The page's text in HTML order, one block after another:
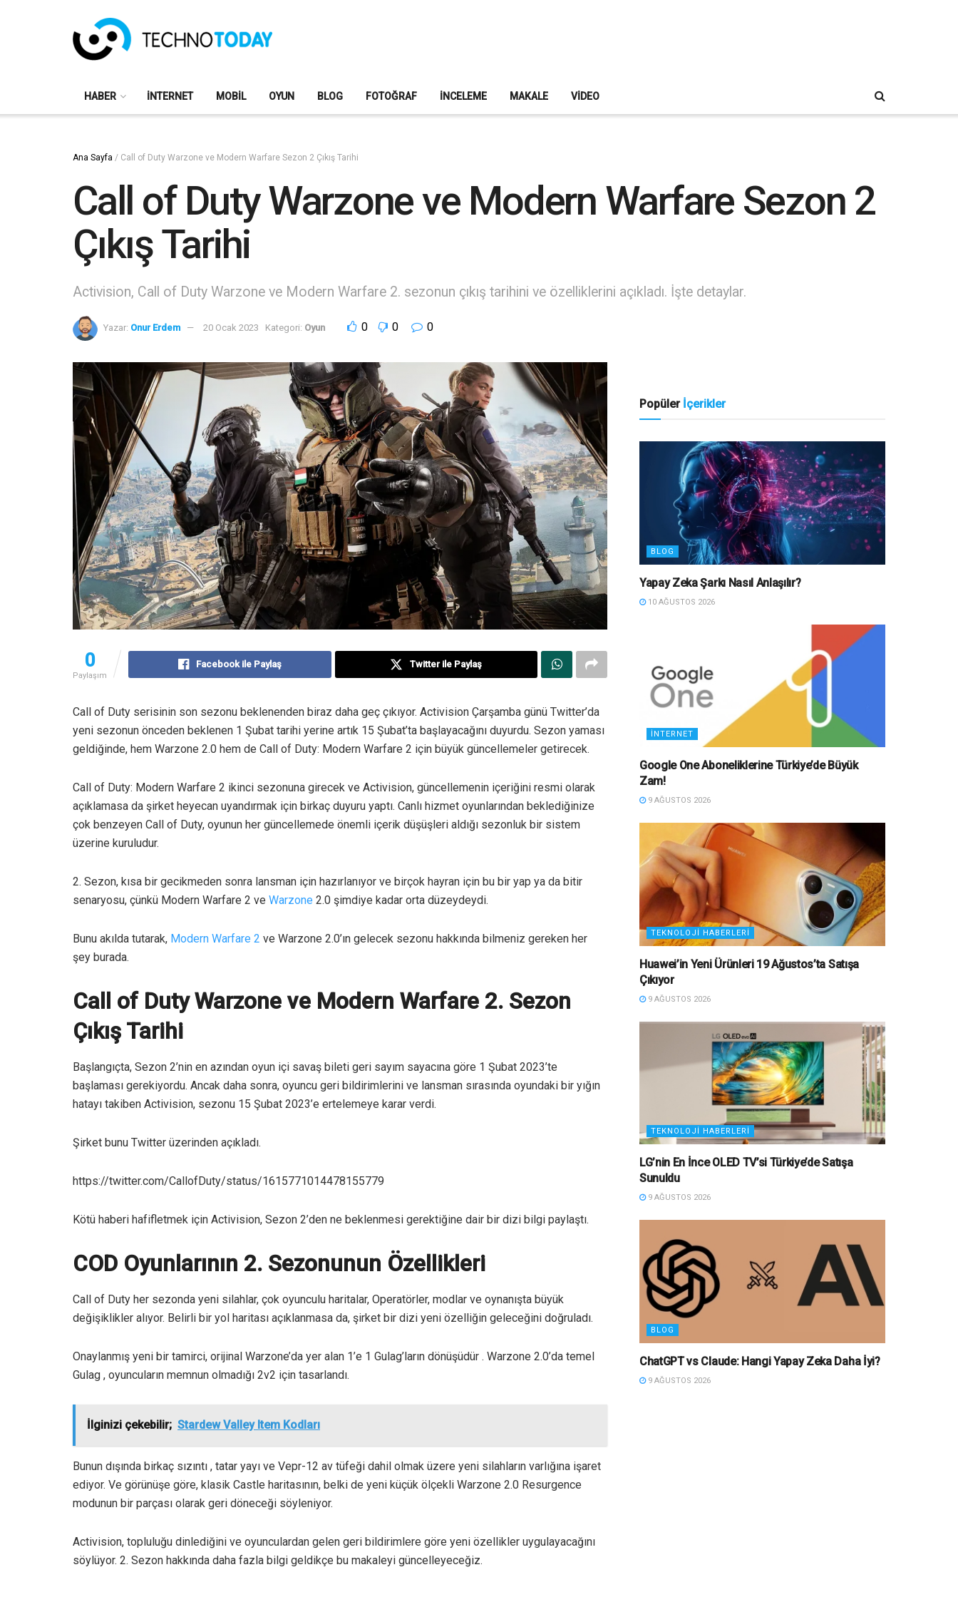
HABER İNTERNET MOBIL OYUN BLOG FOTOĞRAF İNCELEME MAKALE VIDEO
Ana Sayfa / Call of Duty Warzone ve Modern Warfare Sezon 2 Çıkış Tarihi
Call of Duty Warzone ve Modern Warfare Sezon 2
Çıkış Tarihi
Activision, Call of Duty Warzone ve Modern Warfare 2. sezonun çıkış tarihini ve özelliklerini açıkladı. İşte detaylar.
Yazar: Onur Erdem 20 Ocak 2023 Kategori: Oyun 0 0 0
0
Paylaşım
Facebook ile Paylaş Twitter ile Paylaş
Call of Duty serisinin son sezonu beklenenden biraz daha geç çıkıyor. Activision Çarşamba günü Twitter’da
yeni sezonun önceden beklenen 1 Şubat tarihi yerine artık 15 Şubat’ta başlayacağını duyurdu. Sezon yaması
geldiğinde, hem Warzone 2.0 hem de Call of Duty: Modern Warfare 2 için büyük güncellemeler getirecek.
Call of Duty: Modern Warfare 2 ikinci sezonuna girecek ve Activision, güncellemenin içeriğini resmi olarak
açıklamasa da şirket heyecan uyandırmak için birkaç duyuru yaptı. Canlı hizmet oyunlarından beklediğinize
çok benzeyen Call of Duty, oyunun her güncellemede önemli içerik düşüşleri aldığı sezonluk bir sistem
üzerine kuruludur.
2. Sezon, kısa bir gecikmeden sonra lansman için hazırlanıyor ve birçok hayran için bu bir yap ya da bitir
senaryosu, çünkü Modern Warfare 2 ve Warzone 2.0 şimdiye kadar orta düzeydeydi.
Bunu akılda tutarak, Modern Warfare 2 ve Warzone 2.0’ın gelecek sezonu hakkında bilmeniz gereken her
şey burada.
Call of Duty Warzone ve Modern Warfare 2. Sezon
Çıkış Tarihi
Başlangıçta, Sezon 2’nin en azından oyun içi savaş bileti geri sayım sayacına göre 1 Şubat 2023’te
başlaması gerekiyordu. Ancak daha sonra, oyuncu geri bildirimlerini ve lansman sırasında oyundaki bir yığın
hatayı takiben Activision, sezonu 15 Şubat 2023’e ertelemeye karar verdi.
Şirket bunu Twitter üzerinden açıkladı.
https://twitter.com/CallofDuty/status/1615771014478155779
Kötü haberi hafifletmek için Activision, Sezon 2’den ne beklenmesi gerektiğine dair bir dizi bilgi paylaştı.
COD Oyunlarının 2. Sezonunun Özellikleri
Call of Duty her sezonda yeni silahlar, çok oyunculu haritalar, Operatörler, modlar ve oynanışta büyük
değişiklikler alıyor. Belirli bir yol haritası açıklanmasa da, şirket bir dizi yeni özelliğin geleceğini doğruladı.
Onaylanmış yeni bir tamirci, orijinal Warzone’da yer alan 1’e 1 Gulag’ların dönüşüdür . Warzone 2.0’da temel
Gulag , oyuncuların memnun olmadığı 2v2 için tasarlandı.
İlginizi çekebilir; Stardew Valley Item Kodları
Bunun dışında birkaç sızıntı , tatar yayı ve Vepr-12 av tüfeği dahil olmak üzere yeni silahların varlığına işaret
ediyor. Ve görünüşe göre, klasik Castle haritasının, belki de yeni küçük ölçekli Warzone 2.0 Resurgence
modunun bir parçası olarak geri döneceği söyleniyor.
Activision, topluluğu dinlediğini ve oyunculardan gelen geri bildirimlere göre yeni özellikler uygulayacağını
söylüyor. 2. Sezon hakkında daha fazla bilgi geldikçe bu makaleyi güncelleyeceğiz.
Popüler İçerikler
BLOG
Yapay Zeka Şarkı Nasıl Anlaşılır?
10 AĞUSTOS 2026
İNTERNET
Google One Aboneliklerine Türkiye’de Büyük
Zam!
9 AĞUSTOS 2026
TEKNOLOJI HABERLERI
Huawei’in Yeni Ürünleri 19 Ağustos’ta Satışa
Çıkıyor
9 AĞUSTOS 2026
TEKNOLOJI HABERLERI
LG’nin En İnce OLED TV’si Türkiye’de Satışa
Sunuldu
9 AĞUSTOS 2026
BLOG
ChatGPT vs Claude: Hangi Yapay Zeka Daha İyi?
9 AĞUSTOS 2026